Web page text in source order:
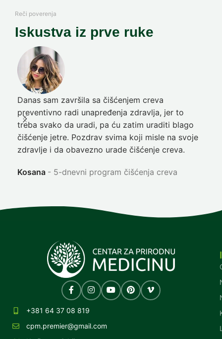
Reči poverenja
Iskustva iz prve ruke
Danas sam završila sa čišćenjem creva
preventivno radi unapređenja zdravlja, jer to
treba svako da uradi, pa ću zatim uraditi blago
čišćenje jetre. Pozdrav svima koji misle na svoje
zdravlje i da obavezno urade čišćenje creva.
Kosana 5-dnevni program čišćenja creva
+381 64 37 08 819
cpm.premier@gmail.com